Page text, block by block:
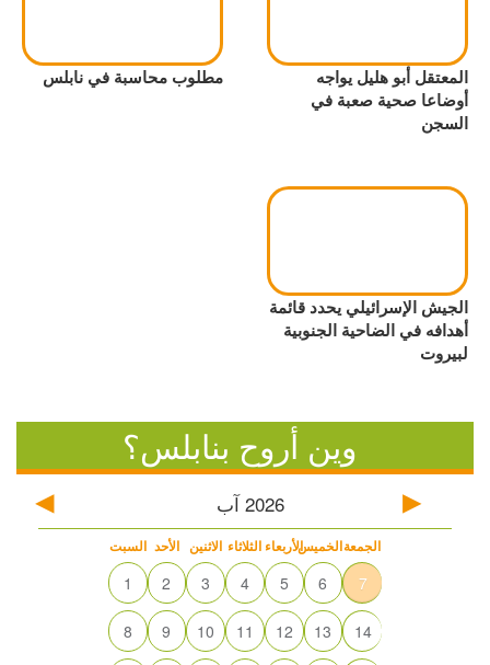
المعتقل أبو هليل يواجه
أوضاعا صحية صعبة في
السجن
مطلوب محاسبة في نابلس
الجيش الإسرائيلي يحدد قائمة
أهدافه في الضاحية الجنوبية
لبيروت
وين أروح بنابلس؟
2026 آب
السبت الأحد الاثنين الثلاثاء الأربعاءالخميسالجمعة
1 2 3 4 5 6 7
8 9 10 11 12 13 14